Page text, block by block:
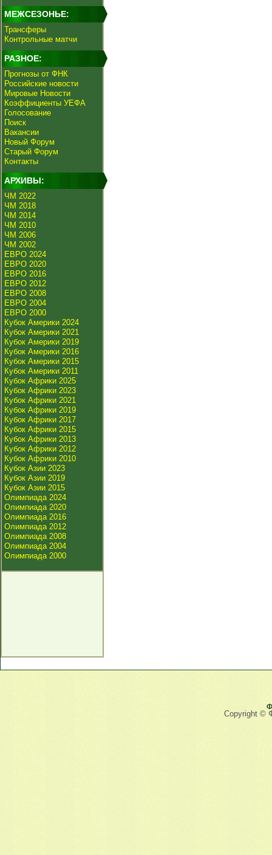
МЕЖСЕЗОНЬЕ:
Трансферы
Контрольные матчи
РАЗНОЕ:
Прогнозы от ФНК
Российские новости
Мировые Новости
Коэффициенты УЕФА
Голосование
Поиск
Вакансии
Новый Форум
Старый Форум
Контакты
АРХИВЫ:
ЧМ 2022
ЧМ 2018
ЧМ 2014
ЧМ 2010
ЧМ 2006
ЧМ 2002
ЕВРО 2024
ЕВРО 2020
ЕВРО 2016
ЕВРО 2012
ЕВРО 2008
ЕВРО 2004
ЕВРО 2000
Кубок Америки 2024
Кубок Америки 2021
Кубок Америки 2019
Кубок Америки 2016
Кубок Америки 2015
Кубок Америки 2011
Кубок Африки 2025
Кубок Африки 2023
Кубок Африки 2021
Кубок Африки 2019
Кубок Африки 2017
Кубок Африки 2015
Кубок Африки 2013
Кубок Африки 2012
Кубок Африки 2010
Кубок Азии 2023
Кубок Азии 2019
Кубок Азии 2015
Олимпиада 2024
Олимпиада 2020
Олимпиада 2016
Олимпиада 2012
Олимпиада 2008
Олимпиада 2004
Олимпиада 2000
Copyright ©